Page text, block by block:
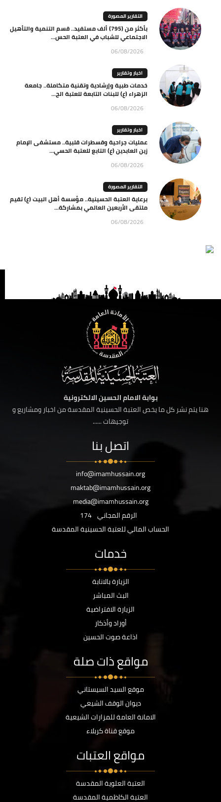
التقارير المصورة
بأكثر من (795) ألف مستفيد.. قسم التنمية والتأهيل
الاجتماعي للشباب في العتبة الحس...
06/08/2026
اخبار وتقارير
خدمات طبية وإرشادية وتقنية متكاملة.. جامعة
الزهراء (ع) للبنات التابعة للعتبة الح...
06/08/2026
اخبار وتقارير
عمليات جراحية وقسطرات قلبية.. مستشفى الإمام
زين العابدين (ع) التابع للعتبة الحسي...
06/08/2026
التقارير المصورة
برعاية العتبة الحسينية.. مؤسسة أهل البيت (ع) تقيم
ملتقى الأربعين العالمي بمشاركة...
06/08/2026
بوابة الامام الحسين الالكترونية
هنا يتم نشر كل ما يخص العتبة الحسينية المقدسة من اخبار ومشاريع و
توجيهات ......
اتصل بنا
info@imamhussain.org
maktab@imamhussain.org
media@imamhussain.org
الرقم المجاني 174
الحساب المالي للعتبة الحسينية المقدسة
خدمات
الزيارة بالانابة
البث المباشر
الزيارة الافتراضية
أوراد وأذكار
اذاعة صوت الحسين
مواقع ذات صلة
موقع السيد السيستاني
ديوان الوقف الشيعي
الامانة العامة للمزارات الشيعية
موقع قناة كربلاء
مواقع العتبات
العتبة العلوية المقدسة
العتبة الكاظمية المقدسة